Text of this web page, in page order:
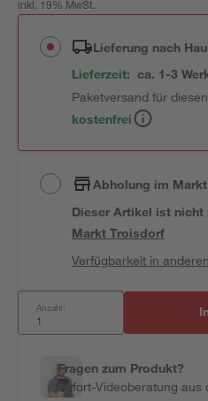
inkl. 19% MwSt.
Lieferung nach
Lieferzeit: ca. 1-3
Paketversand für
kostenfrei
Abholung im Markt
Dieser Artikel ist nicht
MarktTroisdorf
Verfügbarkeit in
Anzahl:
Fragen zum Produkt?
Sofort-Videoberatung